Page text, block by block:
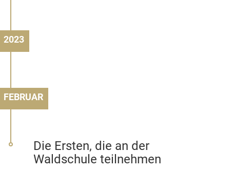
2023
FEBRUAR
Die Ersten, die an der
Waldschule teilnehmen